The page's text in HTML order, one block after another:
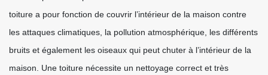
toiture a pour fonction de couvrir l’intérieur de la maison contre
les attaques climatiques, la pollution atmosphérique, les différents
bruits et également les oiseaux qui peut chuter à l’intérieur de la
maison. Une toiture nécessite un nettoyage correct et très